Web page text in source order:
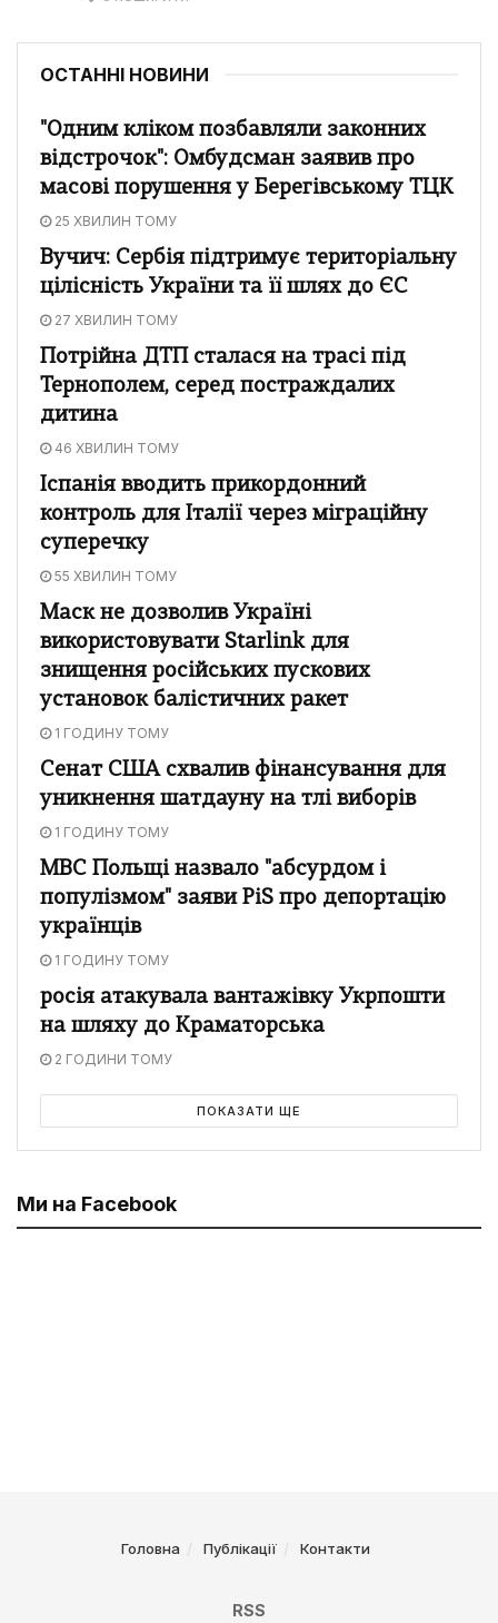
ОСТАННІ НОВИНИ
"Одним кліком позбавляли законних
відстрочок": Омбудсман заявив про
масові порушення у Берегівському ТЦК
25 ХВИЛИН ТОМУ
Вучич: Сербія підтримує територіальну
цілісність України та її шлях до ЄС
27 ХВИЛИН ТОМУ
Потрійна ДТП сталася на трасі під
Тернополем, серед постраждалих
дитина
46 ХВИЛИН ТОМУ
Іспанія вводить прикордонний
контроль для Італії через міграційну
суперечку
55 ХВИЛИН ТОМУ
Маск не дозволив Україні
використовувати Starlink для
знищення російських пускових
установок балістичних ракет
1 ГОДИНУ ТОМУ
Сенат США схвалив фінансування для
уникнення шатдауну на тлі виборів
1 ГОДИНУ ТОМУ
МВС Польщі назвало "абсурдом і
популізмом" заяви PiS про депортацію
українців
1 ГОДИНУ ТОМУ
росія атакувала вантажівку Укрпошти
на шляху до Краматорська
2 ГОДИНИ ТОМУ
ПОКАЗАТИ ЩЕ
Ми на Facebook
Головна Публікації Контакти
RSS